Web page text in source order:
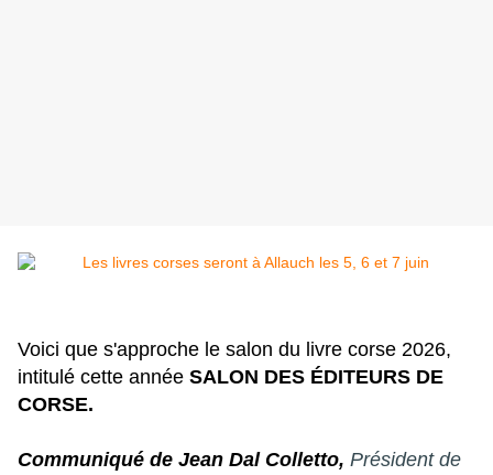
Voici que s'approche le salon du livre corse 2026,
intitulé cette année SALON DES ÉDITEURS DE
CORSE.
Communiqué de Jean Dal Colletto, Président de